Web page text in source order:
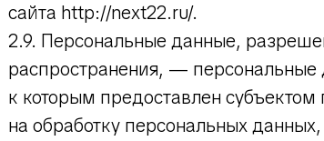
сайта http://next22.ru/.
2.9. Персональные данные,
распространения, — персональные
к которым предоставлен
на обработку персональных